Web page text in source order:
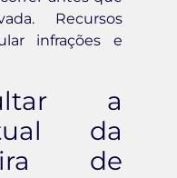
Recursos
infrações e
a
da
de